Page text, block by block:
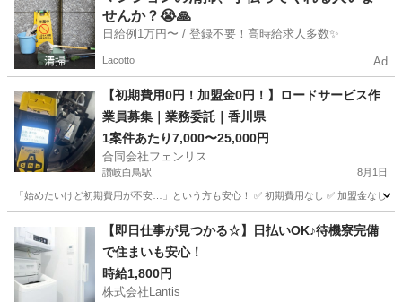
せんか？😭🙏
日給例1万円〜 / 登録不要！高時給求人多数✨
Lacotto Ad
【初期費用0円！加盟金0円！】ロードサービス作
業員募集｜業務委託｜香川県
1案件あたり7,000〜25,000円
合同会社フェンリス
讃岐白鳥駅 8月1日
「始めたいけど初期費用が不安…」という方も安心！ ✅ 初期費用なし ✅ 加盟金なし
東かがわ市 讃岐白鳥駅 軽作業 ロードサービス
【即日仕事が見つかる☆】日払いOK♪待機寮完備
で住まいも安心！
時給1,800円
株式会社Lantis